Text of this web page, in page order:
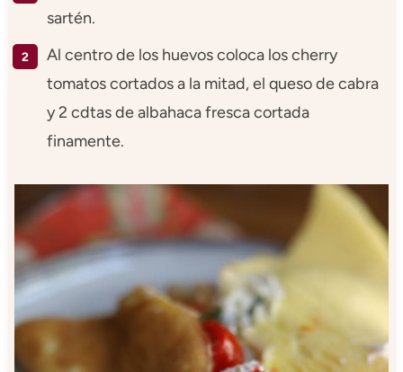
sartén.
Al centro de los huevos coloca los cherry
tomatos cortados a la mitad, el queso de cabra
y 2 cdtas de albahaca fresca cortada
finamente.